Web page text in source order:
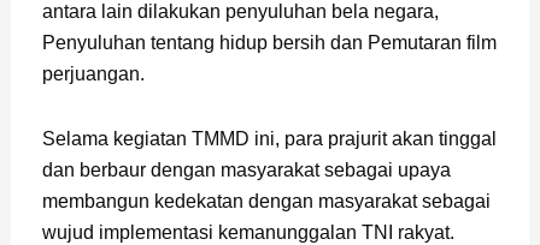
antara lain dilakukan penyuluhan bela negara,
Penyuluhan tentang hidup bersih dan Pemutaran film
perjuangan.
Selama kegiatan TMMD ini, para prajurit akan tinggal
dan berbaur dengan masyarakat sebagai upaya
membangun kedekatan dengan masyarakat sebagai
wujud implementasi kemanunggalan TNI rakyat.